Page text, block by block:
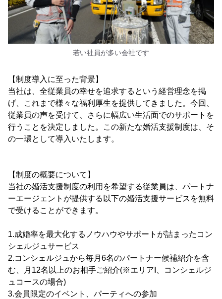
若い社員が多い会社です
【制度導入に至った背景】
当社は、全従業員の幸せを追求するという経営理念を掲
げ、これまで様々な福利厚生を提供してきました。今回、
従業員の声を受けて、さらに幅広い生活面でのサポートを
行うことを決定しました。この新たな婚活支援制度は、そ
の一環として導入いたします。
【制度の概要について】
当社の婚活支援制度の利用を希望する従業員は、パートナ
ーエージェントが提供する以下の婚活支援サービスを無料
で受けることができます。
1.成婚率を最大化するノウハウやサポートが詰まったコン
シェルジュサービス
2.コンシェルジュから毎月6名のパートナー候補紹介を含
む、月12名以上のお相手ご紹介(※エリアI、コンシェルジ
ュコースの場合)
3.会員限定のイベント、パーティへの参加